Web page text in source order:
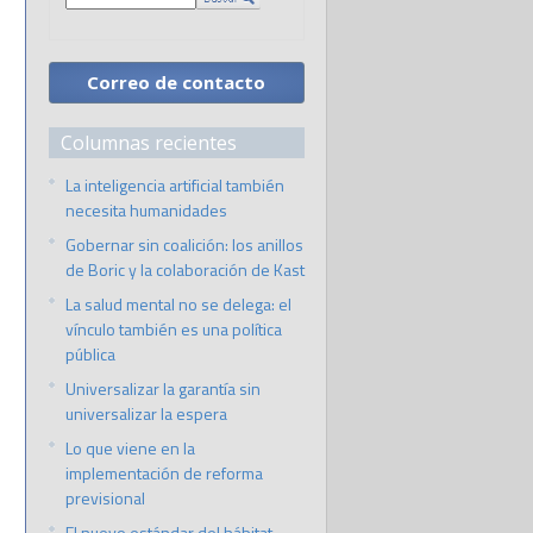
Correo de contacto
Columnas recientes
La inteligencia artificial también
necesita humanidades
Gobernar sin coalición: los anillos
de Boric y la colaboración de Kast
La salud mental no se delega: el
vínculo también es una política
pública
Universalizar la garantía sin
universalizar la espera
Lo que viene en la
implementación de reforma
previsional